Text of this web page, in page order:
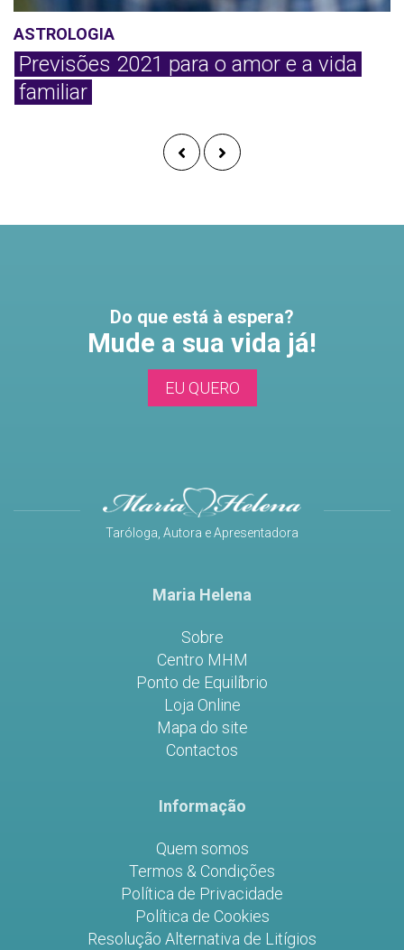
ASTROLOGIA
Previsões 2021 para o amor e a vida
familiar
Do que está à espera?
Mude a sua vida já!
EU QUERO
Taróloga, Autora e Apresentadora
Maria Helena
Sobre
Centro MHM
Ponto de Equilíbrio
Loja Online
Mapa do site
Contactos
Informação
Quem somos
Termos & Condições
Política de Privacidade
Política de Cookies
Resolução Alternativa de Litígios